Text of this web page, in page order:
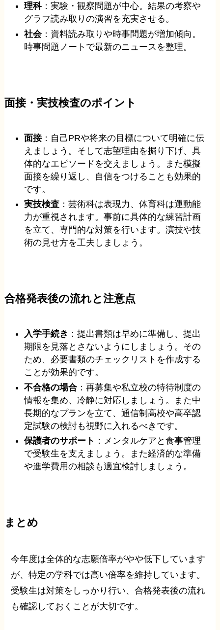
理科：実験・観察問題が中心。結果の考察や
グラフ読み取りの演習を充実させる。
社会：資料読み取りや時事問題が増加傾向。
時事問題ノートで最新のニュースを整理。
面接・実技検査のポイント
面接：自己PRや将来の目標について明確に伝
えましょう。そして志望理由を掘り下げ、具
体的なエピソードを交えましょう。また模擬
面接を繰り返し、自信をつけることも効果的
です。
実技検査 ：芸術科は表現力、体育科は運動能
力が重視されます。事前に具体的な練習計画
を立て、専門的な対策を行います。演技や技
術の見せ方を工夫しましょう。
合格発表後の流れと注意点
入学手続き ：提出書類は早めに準備し、提出
期限を見落とさないようにしましょう。その
ため、必要書類のチェックリストを作成する
ことが効果的です。
不合格の場合 ：再募集や私立校の特待制度の
情報を集め、冷静に対応しましょう。また中
長期的なプランを立て、通信制高校や高卒認
定試験の検討も視野に入れるべきです。
保護者のサポート ：メンタルケアと食事管理
で受験生を支えましょう。また経済的な準備
や進学費用の相談も適宜検討しましょう。
まとめ
今年度は全体的な志願倍率がやや低下しています
が、特定の学科では高い倍率を維持しています。
受験生は対策をしっかり行い、合格発表後の流れ
も確認しておくことが大切です。